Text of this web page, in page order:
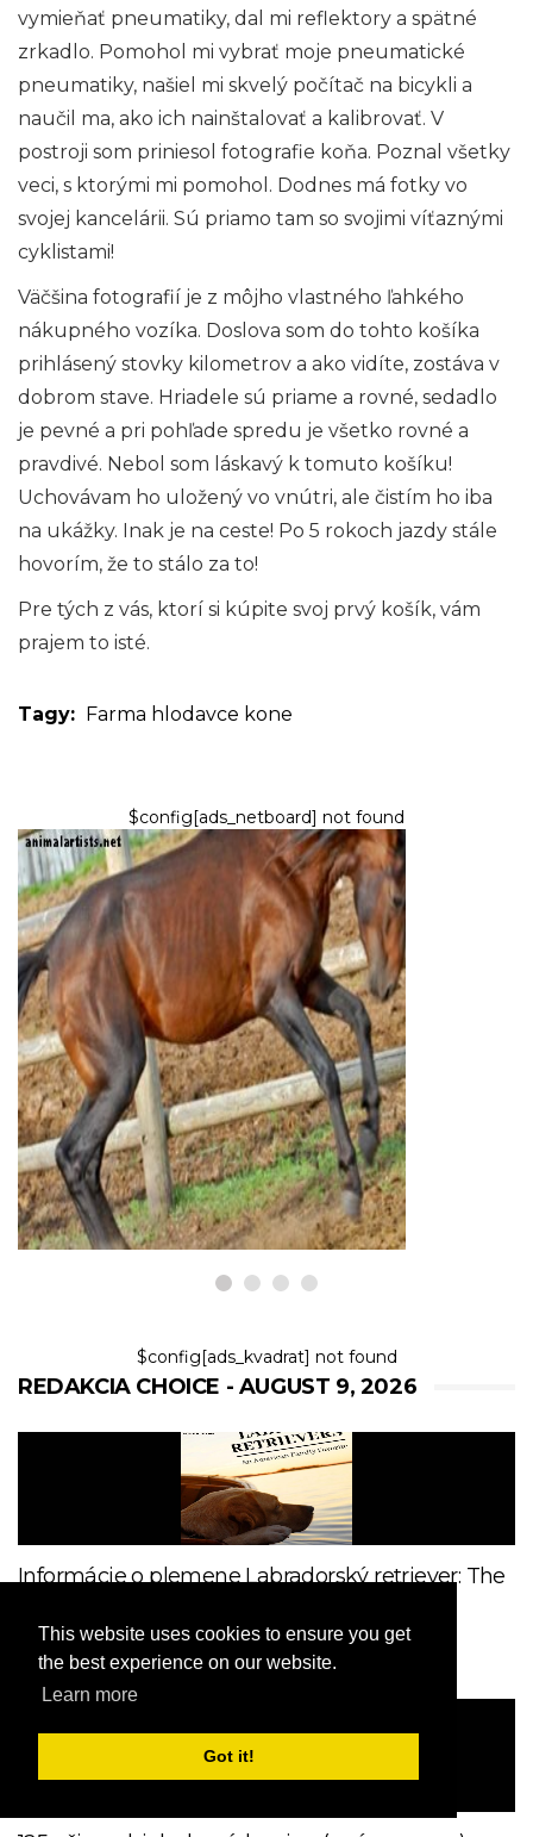
This website uses cookies to ensure you get
the best experience on our website.
Learn more
Got it!
vymieňať pneumatiky, dal mi reflektory a spätné
zrkadlo. Pomohol mi vybrať moje pneumatické
pneumatiky, našiel mi skvelý počítač na bicykli a
naučil ma, ako ich nainštalovať a kalibrovať. V
postroji som priniesol fotografie koňa. Poznal všetky
veci, s ktorými mi pomohol. Dodnes má fotky vo
svojej kancelárii. Sú priamo tam so svojimi víťaznými
cyklistami!
Väčšina fotografií je z môjho vlastného ľahkého
nákupného vozíka. Doslova som do tohto košíka
prihlásený stovky kilometrov a ako vidíte, zostáva v
dobrom stave. Hriadele sú priame a rovné, sedadlo
je pevné a pri pohľade spredu je všetko rovné a
pravdivé. Nebol som láskavý k tomuto košíku!
Uchovávam ho uložený vo vnútri, ale čistím ho iba
na ukážky. Inak je na ceste! Po 5 rokoch jazdy stále
hovorím, že to stálo za to!
Pre tých z vás, ktorí si kúpite svoj prvý košík, vám
prajem to isté.
Tagy: Farma hlodavce kone
$config[ads_netboard] not found
KONE
Zriedkavé plemená koní: 4 z
najvzácnejších koní na svete
9,2026
$config[ads_kvadrat] not found
REDAKCIA CHOICE - AUGUST 9, 2026
Informácie o plemene Labradorský retriever: The
2012